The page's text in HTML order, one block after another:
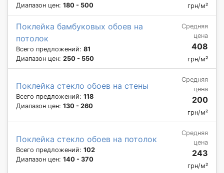
Диапазон цен: 180 - 500 грн/м²
Поклейка бамбуковых обоев на
потолок
Всего предложений: 81
Диапазон цен: 250 - 550
Средняя
цена
408
грн/м²
Поклейка стекло обоев на стены
Всего предложений: 118
Диапазон цен: 130 - 260
Средняя
цена
200
грн/м²
Поклейка стекло обоев на потолок
Всего предложений: 102
Диапазон цен: 140 - 370
Средняя
цена
243
грн/м²